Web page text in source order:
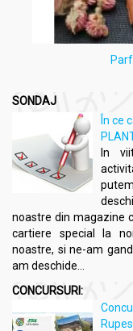
într-un flacon curat,
păstreze la frigider
Există macerate
Notă: dacă
procesul de
concentrația
în care se folosește
măcinată într-o
și mai stabil
SONDAJ
În ce
In
noastre din magazine
cartiere special la
noastre, si ne-am
am deschide...
CONCURSURI: